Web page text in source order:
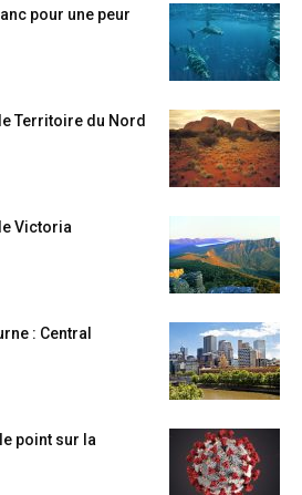
pour une peur
Territoire du Nord
Victoria
: Central
point sur la